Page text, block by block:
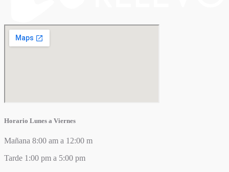
Horario Lunes a Viernes
Mañana 8:00 am a 12:00 m
Tarde 1:00 pm a 5:00 pm